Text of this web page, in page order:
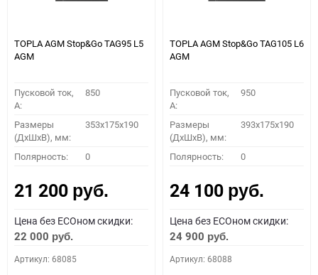
TOPLA AGM Stop&Go TAG95 L5
AGM
Пусковой ток,
A:
850
Размеры
(ДхШхВ), мм:
353x175x190
Полярность: 0
21 200 руб.
Цена без ECOном скидки:
22 000 руб.
Артикул: 68085
TOPLA AGM Stop&Go TAG105 L6
AGM
Пусковой ток,
A:
950
Размеры
(ДхШхВ), мм:
393x175x190
Полярность: 0
24 100 руб.
Цена без ECOном скидки:
24 900 руб.
Артикул: 68088